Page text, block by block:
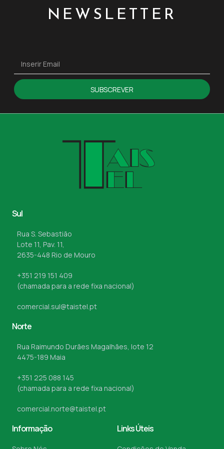
NEWSLETTER
SUBSCREVER
Sul
Rua S. Sebastião
Lote 11, Pav. 11,
2635-448 Rio de Mouro
+351 219 151 409
(chamada para a rede fixa nacional)
comercial.sul@taistel.pt
Norte
Rua Raimundo Durães Magalhães, lote 12
4475-189 Maia
+351 225 088 145
(chamada para a rede fixa nacional)
comercial.norte@taistel.pt
Informação Links Úteis